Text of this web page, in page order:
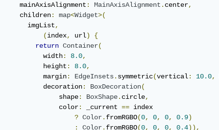
mainAxisAlignment
: MainAxisAlignment . center,
children
: map<Widget>(
imgList
,
(index, url)
{
return Container(
width
: 8.0,
height
: 8.0,
margin
: EdgeInsets. symmetric(vertical: 10.0,
decoration
: BoxDecoration(
shape
: BoxShape. circle,
color
: _current == index
? Color. fromRGBO(0, 0, 0, 0.9)
:
Color. fromRGBO(0, 0, 0, 0.4)),